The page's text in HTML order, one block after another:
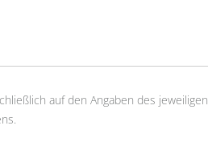
auf den Angaben des jeweiligen